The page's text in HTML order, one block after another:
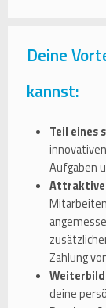
Deine
kannst:
Teil eines
Aufgaben
Attraktive
Zahlung
deine